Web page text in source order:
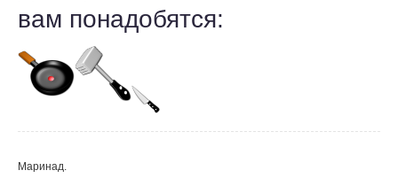
вам понадобятся:
Маринад.